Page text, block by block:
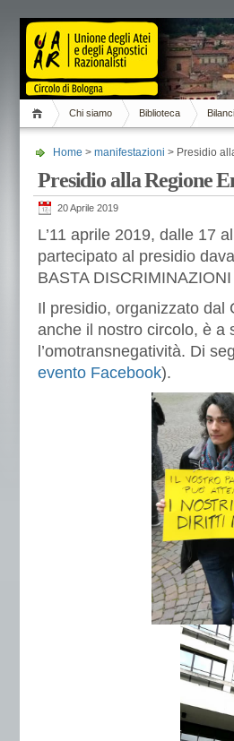
Chi siamo Biblioteca Bilanci
Home > manifestazioni > Presidio
Presidio alla Regione
20 Aprile 2019
L’11 aprile 2019, dalle 17
partecipato al presidio
BASTA
Il presidio, organizzato dal
anche il nostro circolo, è a
l’omotransnegatività. Di
evento Facebook).